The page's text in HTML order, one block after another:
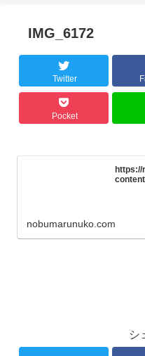
IMG_6172
Twitter
Pocket
https://
nobumarunuko.com
シ